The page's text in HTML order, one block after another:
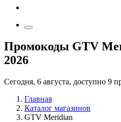
Промокоды GTV
2026
Сегодня, 6 августа, доступно 9
Главная
Каталог магазинов
GTV Meridian